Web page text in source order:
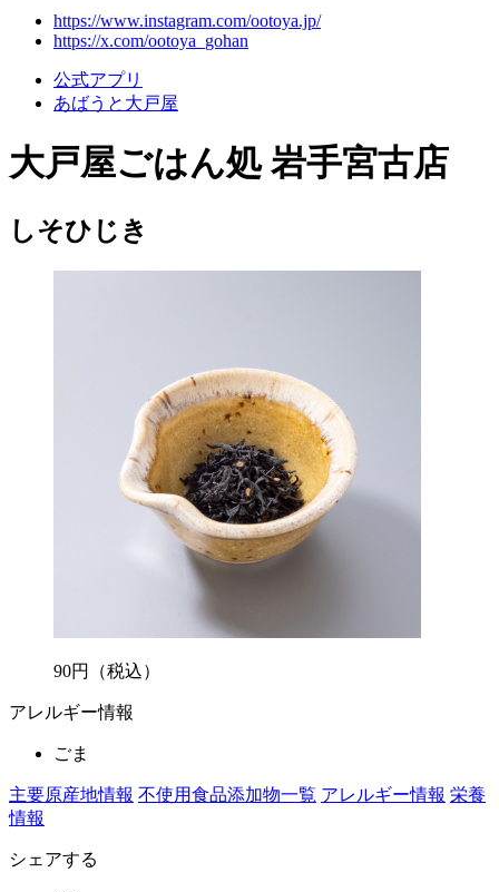
https://www.instagram.com/ootoya.jp/
https://x.com/ootoya_gohan
公式アプリ
あばうと大戸屋
大戸屋ごはん処 岩手宮古店
しそひじき
90円 （税込）
アレルギー情報
ごま
主要原産地情報 不使用食品添加物一覧 アレルギー情報 栄養
情報
シェアする